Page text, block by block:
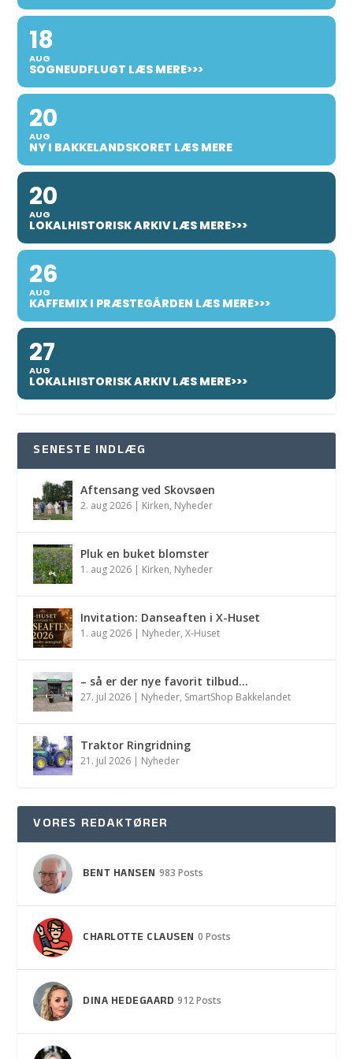
18
AUG
SOGNEUDFLUGT LÆS MERE>>>
20
AUG
NY I BAKKELANDSKORET LÆS MERE
20
AUG
LOKALHISTORISK ARKIV LÆS MERE>>>
26
AUG
KAFFEMIX I PRÆSTEGÅRDEN LÆS MERE>>>
27
AUG
LOKALHISTORISK ARKIV LÆS MERE>>>
SENESTE INDLÆG
Aftensang ved Skovsøen
2. aug 2026 | Kirken, Nyheder
Pluk en buket blomster
1. aug 2026 | Kirken, Nyheder
Invitation: Danseaften i X-Huset
1. aug 2026 | Nyheder,X-Huset
– så er der nye favorit tilbud…
27. jul 2026 | Nyheder, SmartShop Bakkelandet
Traktor Ringridning
21. jul 2026 | Nyheder
VORES REDAKTØRER
BENT HANSEN 983 Posts
CHARLOTTE CLAUSEN 0 Posts
DINA HEDEGAARD 912 Posts